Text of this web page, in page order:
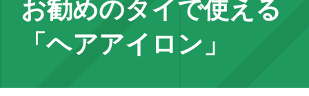
お勧めのタイで使える
「ヘアアイロン」